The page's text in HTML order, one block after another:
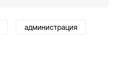
администрация